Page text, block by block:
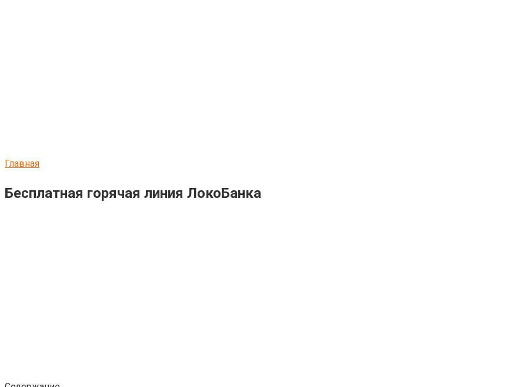
Главная
Бесплатная горячая линия ЛокоБанка